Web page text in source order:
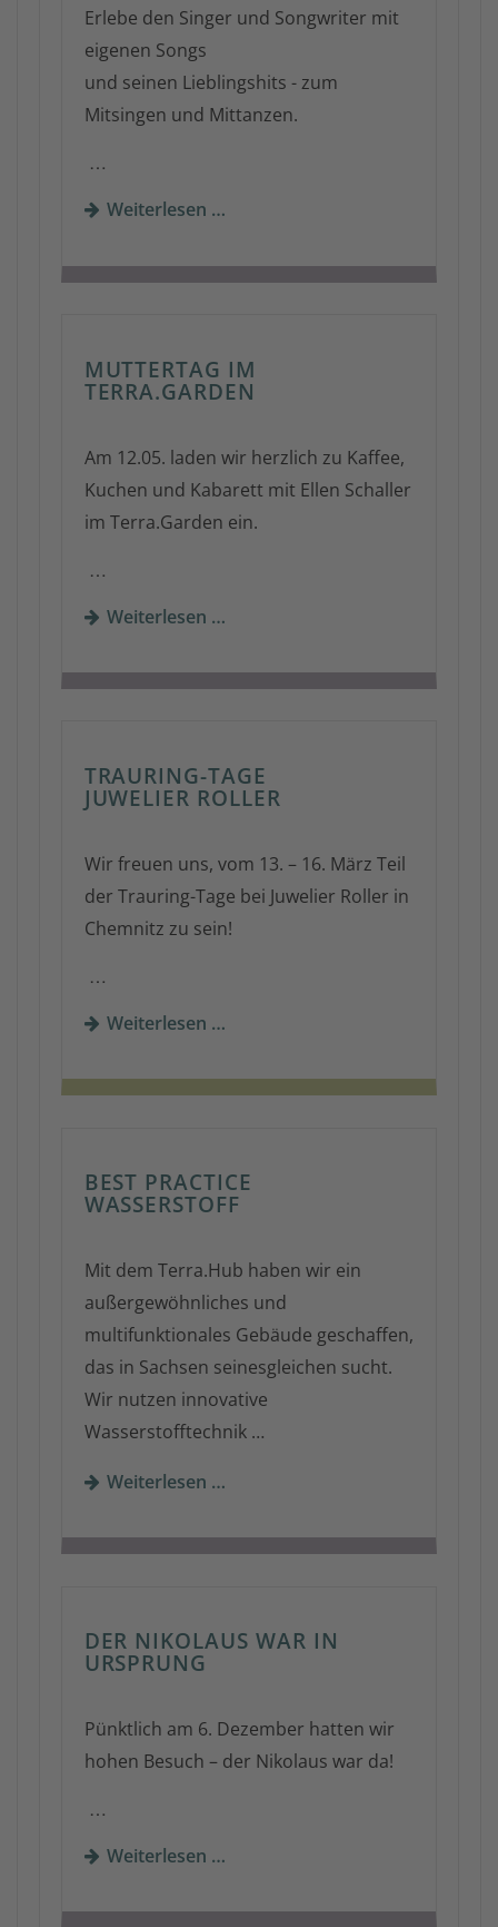
Erlebe den Singer und Songwriter mit
eigenen Songs
und seinen Lieblingshits - zum
Mitsingen und Mittanzen.
…
Weiterlesen …
MUTTERTAG IM
TERRA.GARDEN
Am 12.05. laden wir herzlich zu Kaffee,
Kuchen und Kabarett mit Ellen Schaller
im Terra.Garden ein.
…
Weiterlesen …
TRAURING-TAGE
JUWELIER ROLLER
Wir freuen uns, vom 13. – 16. März Teil
der Trauring-Tage bei Juwelier Roller in
Chemnitz zu sein!
…
Weiterlesen …
BEST PRACTICE
WASSERSTOFF
Mit dem Terra.Hub haben wir ein
außergewöhnliches und
multifunktionales Gebäude geschaffen,
das in Sachsen seinesgleichen sucht.
Wir nutzen innovative
Wasserstofftechnik …
Weiterlesen …
DER NIKOLAUS WAR IN
URSPRUNG
Pünktlich am 6. Dezember hatten wir
hohen Besuch – der Nikolaus war da!
…
Weiterlesen …